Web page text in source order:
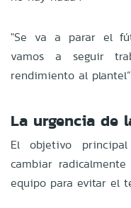
"Se va a parar el
vamos a seguir
rendimiento al
La urgencia de
El objetivo
cambiar
equipo para evitar el